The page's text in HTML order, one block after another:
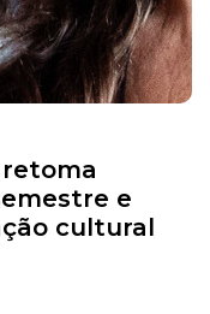
retoma
e
cultural